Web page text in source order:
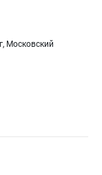
Московский